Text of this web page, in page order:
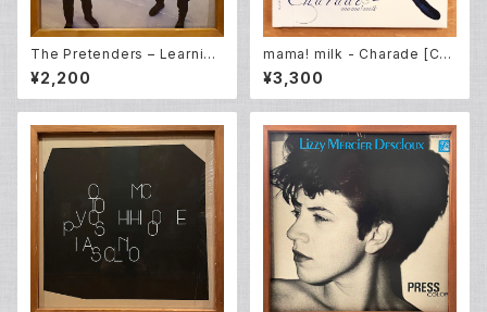
The Pretenders – Learning
To Crawl (LP)
¥2,200
mama! milk - Charade [CD
album New]
¥3,300